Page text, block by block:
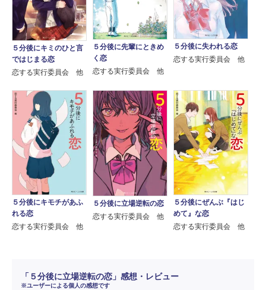
５分後にキミのひと言
ではじまる恋
恋する実行委員会 他
５分後に先輩にときめ
く恋
恋する実行委員会 他
５分後に失われる恋
恋する実行委員会 他
５分後にキモチがあふ
れる恋
恋する実行委員会 他
５分後に立場逆転の恋
恋する実行委員会 他
５分後にぜんぶ『はじ
めて』な恋
恋する実行委員会 他
「５分後に立場逆転の恋」感想・レビュー
※ユーザーによる個人の感想です